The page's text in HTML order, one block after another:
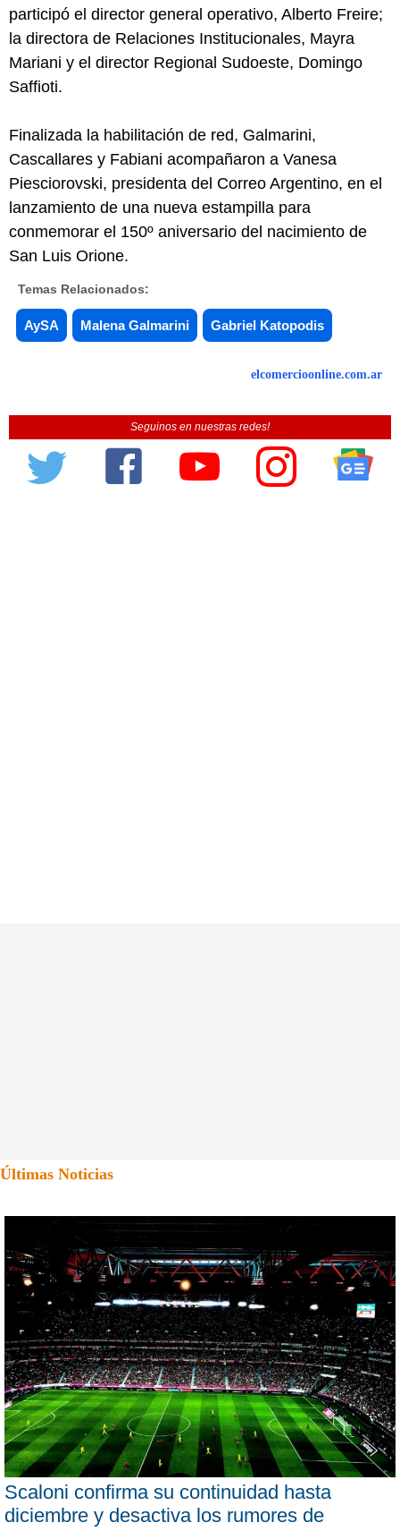
participó el director general operativo, Alberto Freire;
la directora de Relaciones Institucionales, Mayra
Mariani y el director Regional Sudoeste, Domingo
Saffioti.
Finalizada la habilitación de red, Galmarini,
Cascallares y Fabiani acompañaron a Vanesa
Piesciorovski, presidenta del Correo Argentino, en el
lanzamiento de una nueva estampilla para
conmemorar el 150º aniversario del nacimiento de
San Luis Orione.
Temas Relacionados:
AySA Malena Galmarini Gabriel Katopodis
elcomercioonline.com.ar
Seguinos en nuestras redes!
Últimas Noticias
Scaloni confirma su continuidad hasta
diciembre y desactiva los rumores de